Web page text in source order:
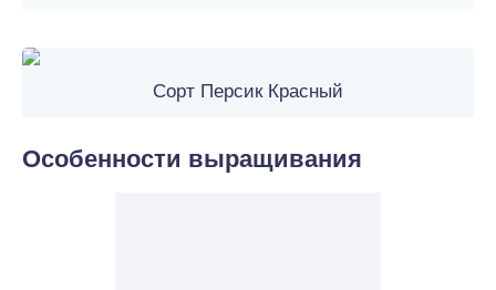
Сорт Персик Красный
Особенности выращивания